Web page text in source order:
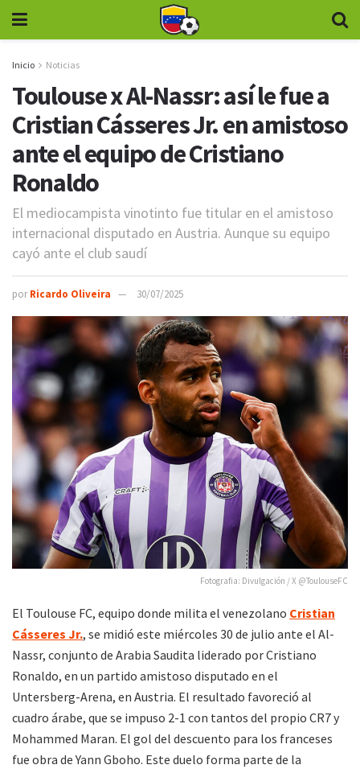
Inicio Noticias
Toulouse x Al-Nassr: así le fue a
Cristian Cásseres Jr. en amistoso
ante el equipo de Cristiano
Ronaldo
El mediocampista vinotinto fue titular en el amistoso
internacional disputado en Austria. Aunque su equipo
cayó ante el club saudí
por Ricardo Oliveira 30/07/2025
Fotografia: Divulgación / X @ToulouseFC
El Toulouse FC, equipo donde milita el venezolano Cristian
Cásseres Jr., se midió este miércoles 30 de julio ante el Al-
Nassr, conjunto de Arabia Saudita liderado por Cristiano
Ronaldo, en un partido amistoso disputado en el
Untersberg-Arena, en Austria. El resultado favoreció al
cuadro árabe, que se impuso 2-1 con tantos del propio CR7 y
Mohammed Maran. El gol del descuento para los franceses
fue obra de Yann Gboho. Este duelo forma parte de la